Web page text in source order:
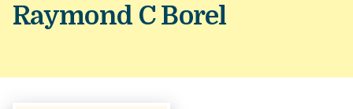
Raymond C Borel